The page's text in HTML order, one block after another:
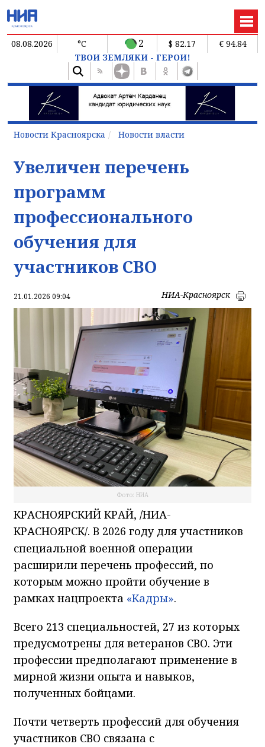
08.08.2026 °C 2 $ 82.17
€ 94.84
ТВОИ ЗЕМЛЯКИ - ГЕРОИ!
Новости Красноярска Новости власти
Увеличен перечень
программ
профессионального
обучения для
участников СВО
21.01.2026 09:04 НИА-Красноярск
Фото: НИА
КРАСНОЯРСКИЙ КРАЙ, /НИА-
КРАСНОЯРСК/. В 2026 году для участников
специальной военной операции
расширили перечень профессий, по
которым можно пройти обучение в
рамках нацпроекта «Кадры».
Всего 213 специальностей, 27 из которых
предусмотрены для ветеранов СВО. Эти
профессии предполагают применение в
мирной жизни опыта и навыков,
полученных бойцами.
Почти четверть профессий для обучения
участников СВО связана с